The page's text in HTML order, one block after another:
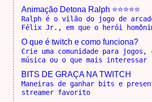
Animação Detona Ralph ⭐⭐⭐⭐⭐
Ralph é o vilão do jogo de
Félix Jr., em que o herói
O que é twitch e como funciona?
Crie uma comunidade para jogos,
música ou o que mais interessar
BITS DE GRAÇA NA TWITCH
Maneiras de ganhar bits e
streamer favorito